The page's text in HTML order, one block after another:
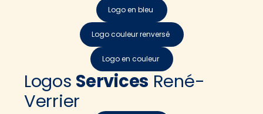
Logo en bleu
Logo couleur renversé
Logo en couleur
Logos Services René-
Verrier